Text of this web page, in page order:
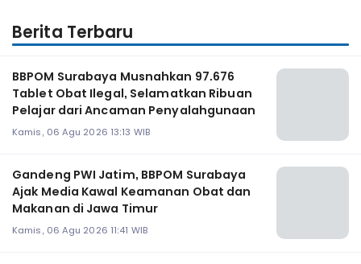
Berita Terbaru
BBPOM Surabaya Musnahkan 97.676
Tablet Obat Ilegal, Selamatkan Ribuan
Pelajar dari Ancaman Penyalahgunaan
Kamis, 06 Agu 2026 13:13 WIB
Gandeng PWI Jatim, BBPOM Surabaya
Ajak Media Kawal Keamanan Obat dan
Makanan di Jawa Timur
Kamis, 06 Agu 2026 11:41 WIB